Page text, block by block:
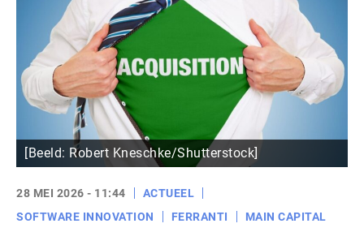
[Beeld: Robert Kneschke/Shutterstock]
28 MEI 2026 - 11:44
ACTUEEL
SOFTWARE INNOVATION
FERRANTI MAIN CAPITAL